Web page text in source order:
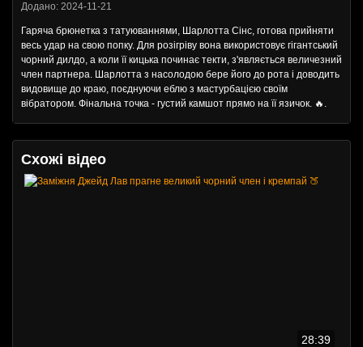
Додано: 2024-11-21
Гаряча брюнетка з татуюваннями, Шарлотта Сінс, готова прийняти
весь удар на свою попку. Для розігріву вона використовує гігантський
чорний дилдо, а коли її кицька починає текти, з'являється величезний
член партнера. Шарлотта з насолодою бере його до рота і доводить
видовище до краю, поєднуючи еблю з мастурбацією своїм
вібратором. Фінальна точка - густий камшот прямо на її язичок. 🔥.
Схожі відео
28:39